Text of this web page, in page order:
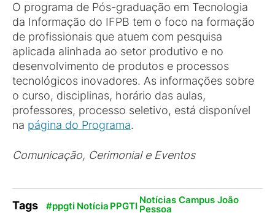
O programa de Pós-graduação em Tecnologia
da Informação do IFPB tem o foco na formação
de profissionais que atuem com pesquisa
aplicada alinhada ao setor produtivo e no
desenvolvimento de produtos e processos
tecnológicos inovadores. As informações sobre
o curso, disciplinas, horário das aulas,
professores, processo seletivo, está disponível
na página do Programa.
Comunicação, Cerimonial e Eventos
Tags
#ppgti Notícia PPGTI
Notícias Campus João
Pessoa